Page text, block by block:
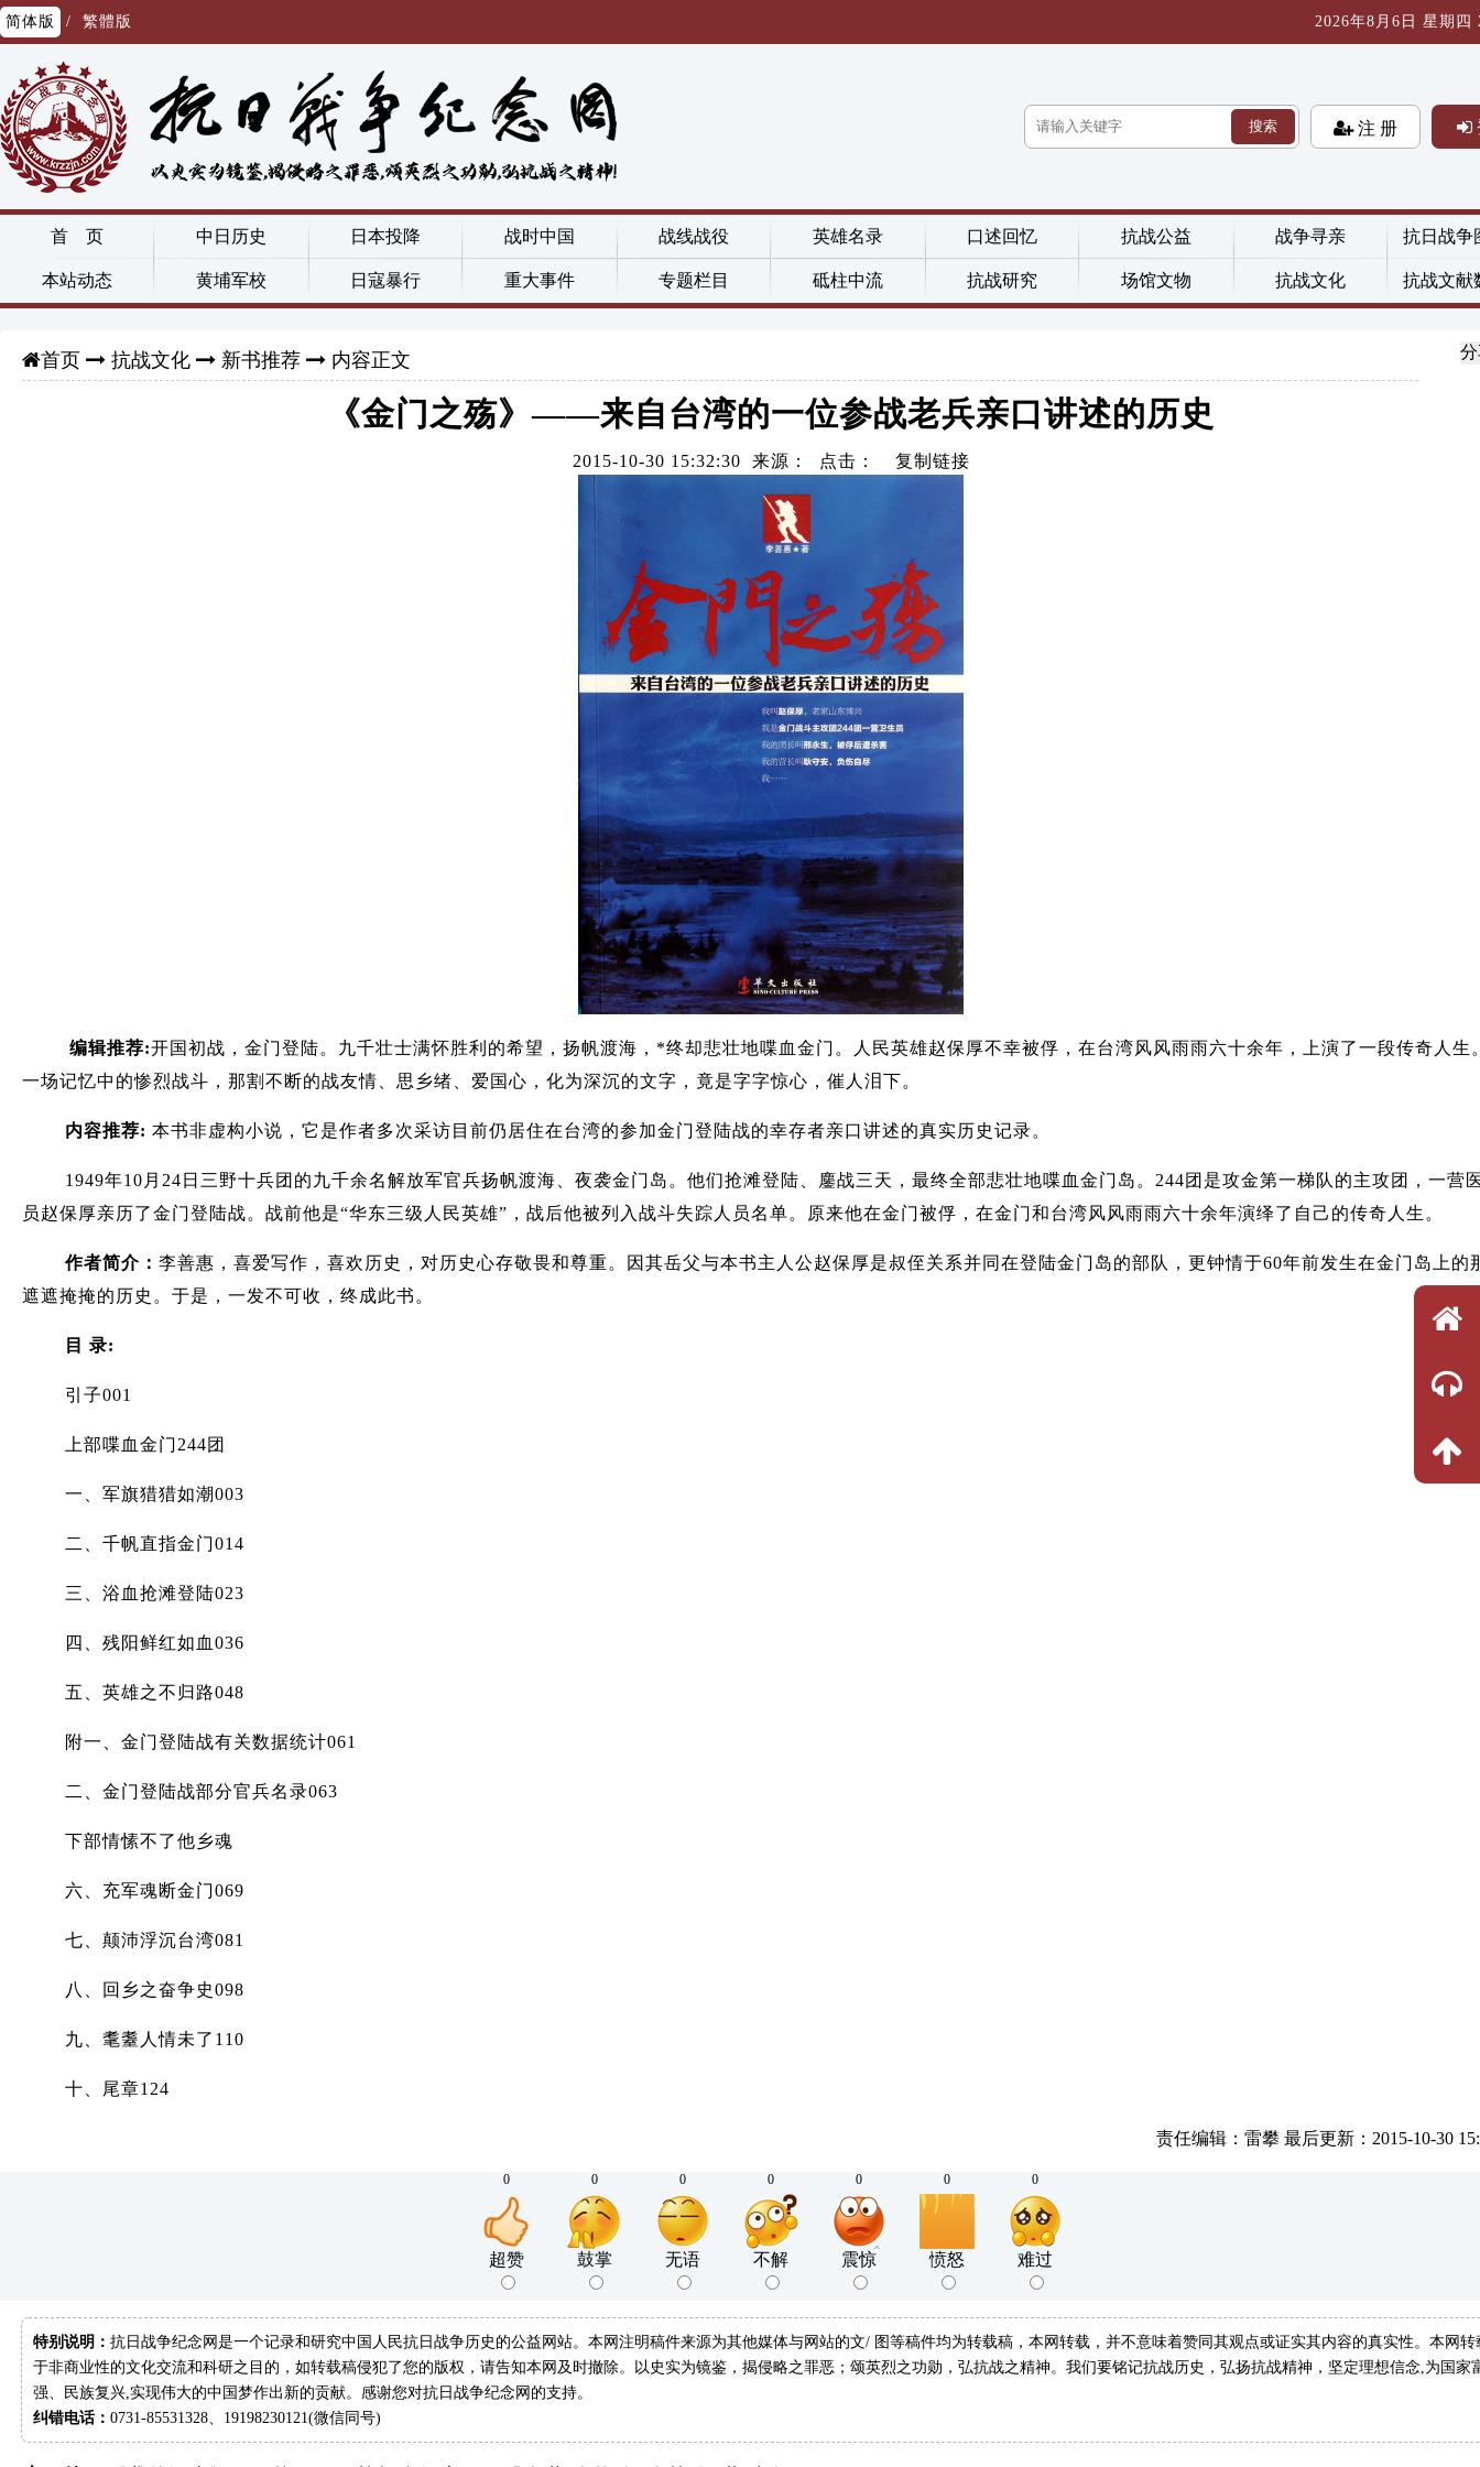
简体版 / 繁體版 2026年8月6日 星期四
搜索 注 册
首 页 中日历史 日本投降 战时中国 战线战役 英雄名录 口述回忆 抗战公益 战争寻亲 抗日战争
本站动态 黄埔军校 日寇暴行 重大事件 专题栏目 砥柱中流 抗战研究 场馆文物 抗战文化 抗战文献
首页 抗战文化 新书推荐 内容正文
《金门之殇》——来自台湾的一位参战老兵亲口讲述的历史
2015-10-30 15:32:30 来源： 点击： 复制链接
编辑推荐:开国初战，金门登陆。九千壮士满怀胜利的希望，扬帆渡海，*终却悲壮地喋血金门。人民英雄赵保厚不幸被俘，在台湾风风雨雨六十余年，上演了一段传奇人生
一场记忆中的惨烈战斗，那割不断的战友情、思乡绪、爱国心，化为深沉的文字，竟是字字惊心，催人泪下。
内容推荐: 本书非虚构小说，它是作者多次采访目前仍居住在台湾的参加金门登陆战的幸存者亲口讲述的真实历史记录。
1949年10月24日三野十兵团的九千余名解放军官兵扬帆渡海、夜袭金门岛。他们抢滩登陆、鏖战三天，最终全部悲壮地喋血金门岛。244团是攻金第一梯队的主攻团，一营
员赵保厚亲历了金门登陆战。战前他是“华东三级人民英雄”，战后他被列入战斗失踪人员名单。原来他在金门被俘，在金门和台湾风风雨雨六十余年演绎了自己的传奇人生。
作者简介： 李善惠，喜爱写作，喜欢历史，对历史心存敬畏和尊重。因其岳父与本书主人公赵保厚是叔侄关系并同在登陆金门岛的部队，更钟情于60年前发生在金门岛上的
遮遮掩掩的历史。于是，一发不可收，终成此书。
目 录:
引子001
上部喋血金门244团
一、军旗猎猎如潮003
二、千帆直指金门014
三、浴血抢滩登陆023
四、残阳鲜红如血036
五、英雄之不归路048
附一、金门登陆战有关数据统计061
二、金门登陆战部分官兵名录063
下部情愫不了他乡魂
六、充军魂断金门069
七、颠沛浮沉台湾081
八、回乡之奋争史098
九、耄耋人情未了110
十、尾章124
责任编辑：雷攀 最后更新：2015-10-30
0
超赞
0
鼓掌
0
无语
0
不解
0
震惊
0
愤怒
0
难过
特别说明： 抗日战争纪念网是一个记录和研究中国人民抗日战争历史的公益网站。本网注明稿件来源为其他媒体与网站的文/ 图等稿件均为转载稿，本网转载，并不意味着赞同其观点或证实其内容的真实性。本网转
于非商业性的文化交流和科研之目的，如转载稿侵犯了您的版权，请告知本网及时撤除。以史实为镜鉴，揭侵略之罪恶；颂英烈之功勋，弘抗战之精神。我们要铭记抗战历史，弘扬抗战精神，坚定理想信念,为国家
强、民族复兴,实现伟大的中国梦作出新的贡献。感谢您对抗日战争纪念网的支持。
纠错电话： 0731-85531328、19198230121(微信同号)